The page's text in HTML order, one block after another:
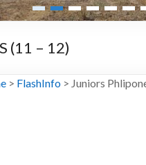
(11 – 12)
> FlashInfo > Juniors